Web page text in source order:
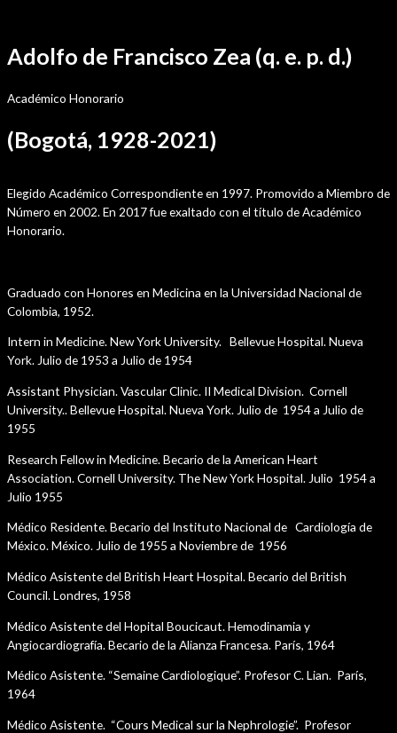
contenido
Adolfo de Francisco Zea (q. e. p. d.)
Académico Honorario
(Bogotá, 1928-2021)
Elegido Académico Correspondiente en 1997. Promovido a Miembro de
Número en 2002. En 2017 fue exaltado con el título de Académico
Honorario.
Graduado con Honores en Medicina en la Universidad Nacional de
Colombia, 1952.
Intern in Medicine. New York University. Bellevue Hospital. Nueva
York. Julio de 1953 a Julio de 1954
Assistant Physician. Vascular Clinic. II Medical Division. Cornell
University.. Bellevue Hospital. Nueva York. Julio de 1954 a Julio de
1955
Research Fellow in Medicine. Becario de la American Heart
Association. Cornell University. The New York Hospital. Julio 1954 a
Julio 1955
Médico Residente. Becario del Instituto Nacional de Cardiología de
México. México. Julio de 1955 a Noviembre de 1956
Médico Asistente del British Heart Hospital. Becario del British
Council. Londres, 1958
Médico Asistente del Hopital Boucicaut. Hemodinamia y
Angiocardiografía. Becario de la Alianza Francesa. París, 1964
Médico Asistente. “Semaine Cardiologique”. Profesor C. Lian. París,
1964
Médico Asistente. “Cours Medical sur la Nephrologie”. Profesor